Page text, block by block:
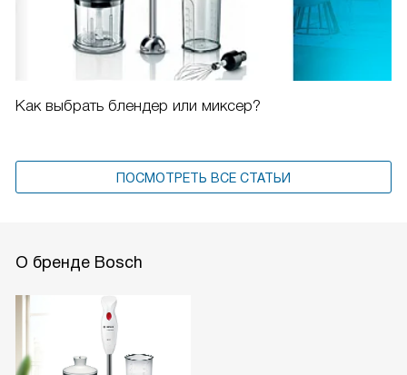
Как выбрать блендер или миксер?
ПОСМОТРЕТЬ ВСЕ СТАТЬИ
О бренде Bosch